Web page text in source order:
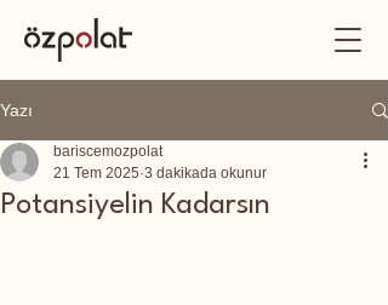
Yazı
Potansiyelin Kadarsın
bariscemozpolat
21 Tem 2025 3 dakikada okunur